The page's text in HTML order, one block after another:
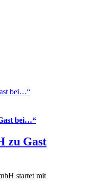
bei…“
bei…“
zu Gast
startet mit